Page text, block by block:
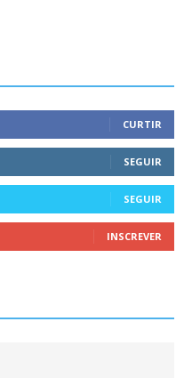
CURTIR
SEGUIR
SEGUIR
INSCREVER